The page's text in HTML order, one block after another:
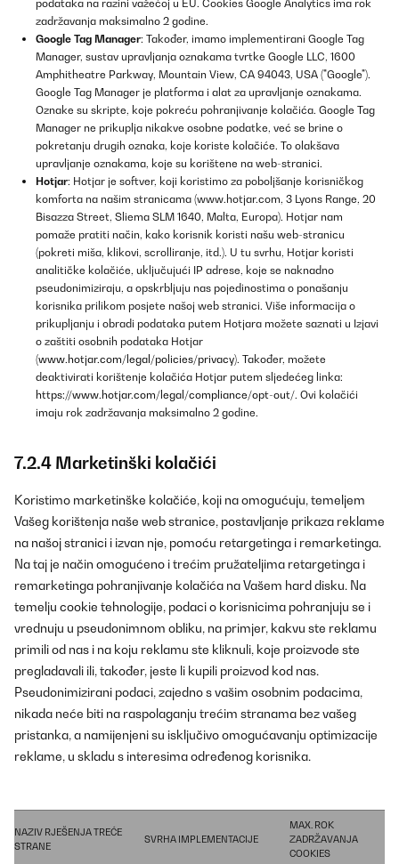
podataka na razini važećoj u EU. Cookies Google Analytics ima rok
zadržavanja maksimalno 2 godine.
Google Tag Manager: Također, imamo implementirani Google Tag
Manager, sustav upravljanja oznakama tvrtke Google LLC, 1600
Amphitheatre Parkway, Mountain View, CA 94043, USA ("Google").
Google Tag Manager je platforma i alat za upravljanje oznakama.
Oznake su skripte, koje pokreću pohranjivanje kolačića. Google Tag
Manager ne prikuplja nikakve osobne podatke, već se brine o
pokretanju drugih oznaka, koje koriste kolačiće. To olakšava
upravljanje oznakama, koje su korištene na web-stranici.
Hotjar: Hotjar je softver, koji koristimo za poboljšanje korisničkog
komforta na našim stranicama (www.hotjar.com, 3 Lyons Range, 20
Bisazza Street, Sliema SLM 1640, Malta, Europa). Hotjar nam
pomaže pratiti način, kako korisnik koristi našu web-stranicu
(pokreti miša, klikovi, scrolliranje, itd.). U tu svrhu, Hotjar koristi
analitičke kolačiće, uključujući IP adrese, koje se naknadno
pseudonimiziraju, a opskrbljuju nas pojedinostima o ponašanju
korisnika prilikom posjete našoj web stranici. Više informacija o
prikupljanju i obradi podataka putem Hotjara možete saznati u Izjavi
o zaštiti osobnih podataka Hotjar
(www.hotjar.com/legal/policies/privacy). Također, možete
deaktivirati korištenje kolačića Hotjar putem sljedećeg linka:
https://www.hotjar.com/legal/compliance/opt-out/. Ovi kolačići
imaju rok zadržavanja maksimalno 2 godine.
7.2.4 Marketinški kolačići
Koristimo marketinške kolačiće, koji na omogućuju, temeljem
Vašeg korištenja naše web stranice, postavljanje prikaza reklame
na našoj stranici i izvan nje, pomoću retargetinga i remarketinga.
Na taj je način omogućeno i trećim pružateljima retargetinga i
remarketinga pohranjivanje kolačića na Vašem hard disku. Na
temelju cookie tehnologije, podaci o korisnicima pohranjuju se i
vrednuju u pseudonimnom obliku, na primjer, kakvu ste reklamu
primili od nas i na koju reklamu ste kliknuli, koje proizvode ste
pregladavali ili, također, jeste li kupili proizvod kod nas.
Pseudonimizirani podaci, zajedno s vašim osobnim podacima,
nikada neće biti na raspolaganju trećim stranama bez vašeg
pristanka, a namijenjeni su isključivo omogućavanju optimizacije
reklame, u skladu s interesima određenog korisnika.
NAZIV RJEŠENJA TREĆE
STRANE
SVRHA IMPLEMENTACIJE
MAX. ROK
ZADRŽAVANJA
COOKIES